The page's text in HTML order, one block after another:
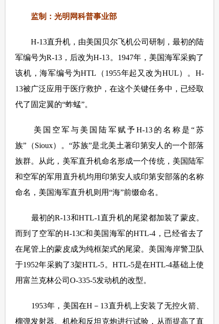
监制：光明网科普事业部
H-13直升机，由美国贝尔飞机公司研制，最初的陆
军编号为R-13，后改为H-13。1947年，美国海军采购了
该机，海军编号为HTL（1955年起又改为HUL）。H-
13被广泛应用于医疗救护，在这个关键任务中，已经取
代了固定翼的“蚱蜢”。
美国空军与美国陆军赋予H-13的名称是“苏
族”（Sioux）。“苏族”是北美土著印第安人的一个部落
族群。从此，美军直升机命名形成一个传统，美国陆军
和空军的军用直升机均用印第安人或印第安部落的名称
命名，美国海军直升机则用“海”前缀命名。
最初的R-13和HTL-1直升机的尾梁都加装了蒙皮。
而到了空军的H-13C和美国海军的HTL-4，已经省去了
在尾管上的蒙皮成为纯框架式的尾梁。美国海岸警卫队
于1952年采购了3架HTL-5。HTL-5是在HTL-4基础上使
用富兰克林公司O-335-5发动机的改型。
1953年，美国在H－13直升机上安装了无控火箭、
榴弹发射器、机枪和反坦克炮进行试验，从而提高了直